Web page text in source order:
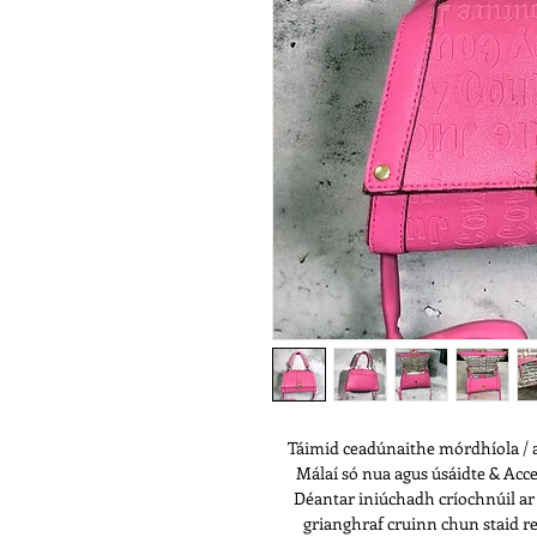
Táimid ceadúnaithe mórdhíola /
Málaí só nua agus úsáidte &
Déantar iniúchadh críochnúil
grianghraf cruinn chun staid